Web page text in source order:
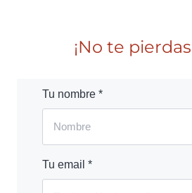
¡No te
Tu nombre *
Tu email *